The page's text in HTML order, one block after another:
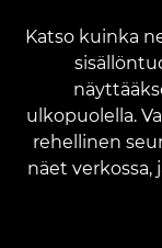
Katso kuinka
ulkopuolella.
rehellinen
näet verkossa,